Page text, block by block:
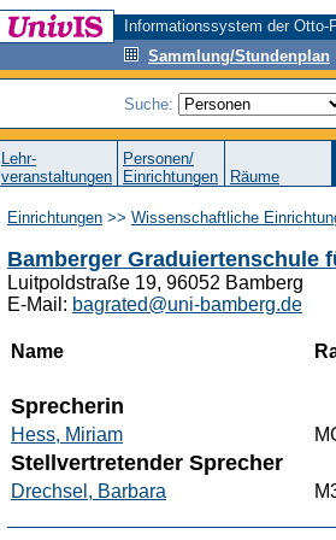
Informationssystem der
Sammlung/Stundenplan
Suche:
Lehr-
veranstaltungen
Personen/
Einrichtungen
Räume
Einrichtungen >> Wissenschaftliche
Bamberger Graduiertenschule
Luitpoldstraße 19, 96052 Bamberg
E-Mail: bagrated@uni-bamberg.de
Name
Sprecherin
Hess, Miriam
Stellvertretender Sprecher
Drechsel, Barbara